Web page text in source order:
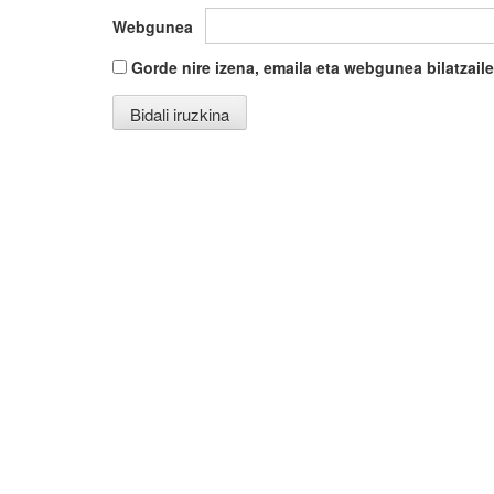
Webgunea
Gorde nire izena, emaila eta webgunea